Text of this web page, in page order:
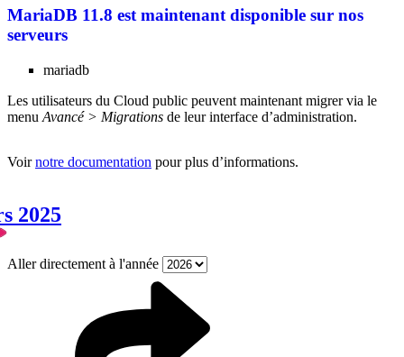
MariaDB 11.8 est maintenant disponible sur nos
serveurs
mariadb
Les utilisateurs du Cloud public peuvent maintenant migrer via le
menu Avancé > Migrations de leur interface d’administration.
Voirnotre documentation pour plus d’informations.
2025
Aller directement à l'année